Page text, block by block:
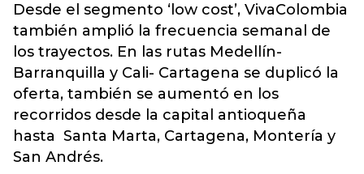
Desde el segmento ‘low cost’, VivaColombia
también amplió la frecuencia semanal de
los trayectos. En las rutas Medellín-
Barranquilla y Cali- Cartagena se duplicó la
oferta, también se aumentó en los
recorridos desde la capital antioqueña
hasta Santa Marta, Cartagena, Montería y
San Andrés.